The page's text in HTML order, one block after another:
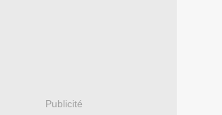
Publicité